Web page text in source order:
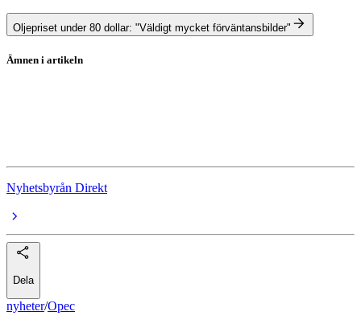
Oljepriset under 80 dollar: "Väldigt mycket förväntansbilder"
Ämnen i artikeln
Nyhetsbyrån Direkt
Dela
nyheter/Opec